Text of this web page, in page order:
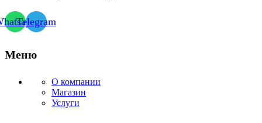
Telegram
Меню
О компании
Магазин
Услуги